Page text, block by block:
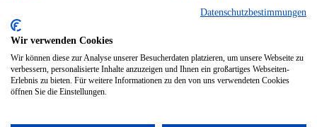
Alle Preisangaben in EUR inkl. gesetzlicher Mehrwertsteuer und
zzgl. Versandkosten.
Nur für Abholung und Weiterleitung nach Deutschland.
Copyright © 2012 - 2024 Hopfenkurier.com - Bierspezialitäten und
Spirituosen Onlineshop
Datenschutzbestimmungen
Wir verwenden Cookies
Wir können diese zur Analyse unserer Besucherdaten platzieren, um unsere Webseite zu
verbessern, personalisierte Inhalte anzuzeigen und Ihnen ein großartiges Webseiten-
Erlebnis zu bieten. Für weitere Informationen zu den von uns verwendeten Cookies
öffnen Sie die Einstellungen.